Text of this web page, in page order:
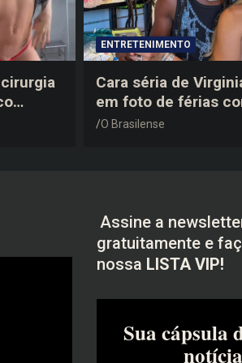
a
ENTRETENIMENTO
Cara séria de
em foto de férias
vira piada na web:
O Brasilense
Assine a
gratuitamente e
nossa LISTA VIP!
Sua cápsula